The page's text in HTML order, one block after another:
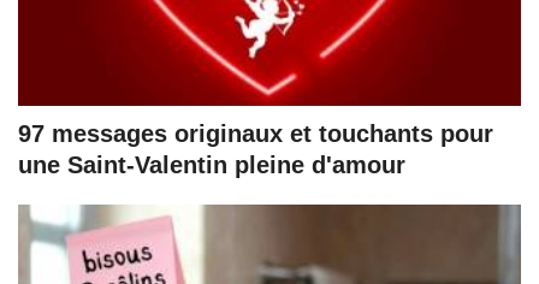
97 messages originaux et touchants pour
une Saint-Valentin pleine d'amour